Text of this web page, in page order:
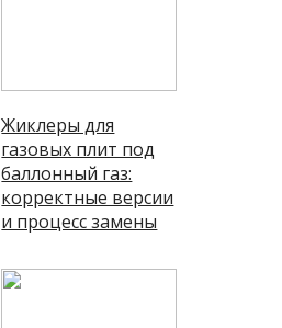
Жиклеры для
газовых плит под
баллонный газ:
корректные версии
и процесс замены